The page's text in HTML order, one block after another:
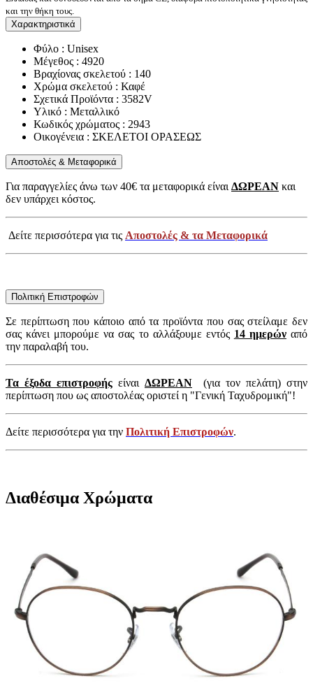
και την θήκη τους.
Χαρακτηριστικά
Φύλο : Unisex
Μέγεθος : 4920
Βραχίονας σκελετού : 140
Χρώμα σκελετού : Καφέ
Σχετικά Προϊόντα : 3582V
Υλικό : Μεταλλικό
Κωδικός χρώματος : 2943
Οικογένεια : ΣΚΕΛΕΤΟΙ ΟΡΑΣΕΩΣ
Αποστολές & Μεταφορικά
Για παραγγελίες άνω των 40€ τα μεταφορικά είναιΔΩΡΕΑΝ και
δεν υπάρχει κόστος.
Δείτε περισσότερα για τις Αποστολές & τα Μεταφορικά
Πολιτική Επιστροφών
Σε περίπτωση που κάποιο από τα προϊόντα που σας στείλαμε δεν
σας κάνει μπορούμε να σας το αλλάξουμε εντός 14 ημερώναπό
την παραλαβή του.
Τα έξοδα επιστροφής είναι ΔΩΡΕΑΝ (για τον πελάτη) στην
περίπτωση που ως αποστολέας οριστεί η "Γενική Ταχυδρομική"!
Δείτε περισσότερα για την Πολιτική Επιστροφών.
Διαθέσιμα Χρώματα